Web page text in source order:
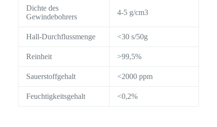
Dichte des
Gewindebohrers
4-5 g/cm3
Hall-Durchflussmenge <30 s/50g
Reinheit >99,5%
Sauerstoffgehalt <2000 ppm
Feuchtigkeitsgehalt <0,2%